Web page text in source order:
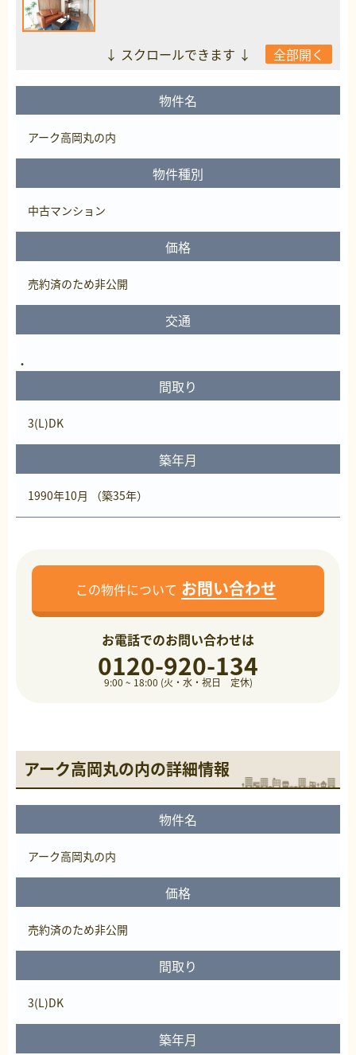
↓ スクロールできます ↓ 全部開く
物件名
アーク高岡丸の内
物件種別
中古マンション
価格
売約済のため非公開
交通
間取り
3(L)DK
築年月
1990年10月 （築35年）
この物件について お問い合わせ
お電話でのお問い合わせは
0120-920-134
9:00 ~ 18:00 (火・水・祝日 定休)
アーク高岡丸の内の詳細情報
物件名
アーク高岡丸の内
価格
売約済のため非公開
間取り
3(L)DK
築年月